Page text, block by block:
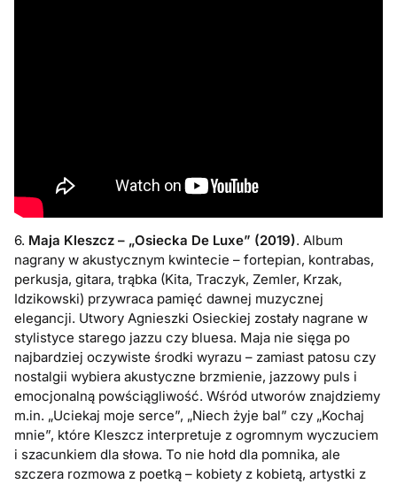
6. Maja Kleszcz – „Osiecka De Luxe” (2019). Album
nagrany w akustycznym kwintecie – fortepian, kontrabas,
perkusja, gitara, trąbka (Kita, Traczyk, Zemler, Krzak,
Idzikowski) przywraca pamięć dawnej muzycznej
elegancji. Utwory Agnieszki Osieckiej zostały nagrane w
stylistyce starego jazzu czy bluesa. Maja nie sięga po
najbardziej oczywiste środki wyrazu – zamiast patosu czy
nostalgii wybiera akustyczne brzmienie, jazzowy puls i
emocjonalną powściągliwość. Wśród utworów znajdziemy
m.in. „Uciekaj moje serce”, „Niech żyje bal” czy „Kochaj
mnie”, które Kleszcz interpretuje z ogromnym wyczuciem
i szacunkiem dla słowa. To nie hołd dla pomnika, ale
szczera rozmowa z poetką – kobiety z kobietą, artystki z